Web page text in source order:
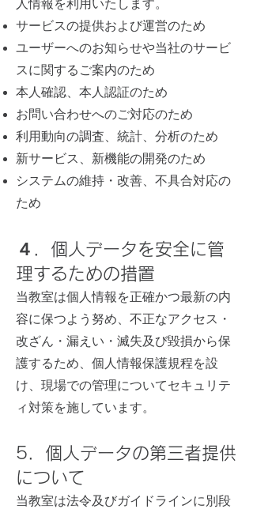
人情報を利用いたします。
サービスの提供および運営のため
ユーザーへのお知らせや当社のサービ
スに関するご案内のため
本人確認、本人認証のため
お問い合わせへのご対応のため
利用動向の調査、統計、分析のため
新サービス、新機能の開発のため
システムの維持・改善、不具合対応の
ため
４．個人データを安全に管
理するための措置
当教室は個人情報を正確かつ最新の内
容に保つよう努め、不正なアクセス・
改ざん・漏えい・滅失及び毀損から保
護するため、個人情報保護規程を設
け、現場での管理についてセキュリテ
ィ対策を施しています。
5．個人データの第三者提供
について
当教室は法令及びガイドラインに別段